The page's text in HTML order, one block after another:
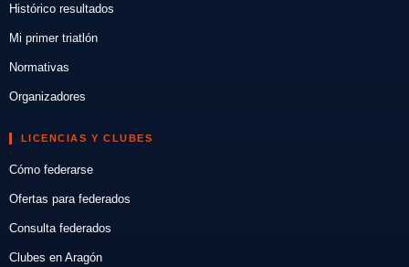
Histórico resultados
Mi primer triatlón
Normativas
Organizadores
LICENCIAS Y CLUBES
Cómo federarse
Ofertas para federados
Consulta federados
Clubes en Aragón